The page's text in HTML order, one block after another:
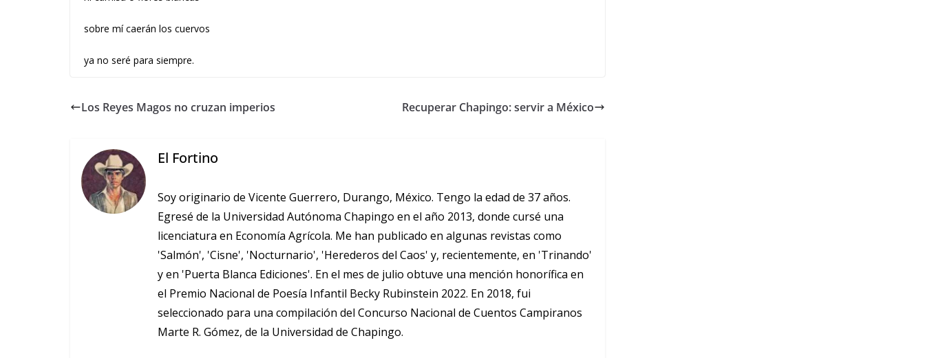
sobre mí caerán los cuervos
ya no seré para siempre.
Los Reyes Magos no cruzan imperios Recuperar Chapingo: servir a México
El Fortino
Soy originario de Vicente Guerrero, Durango, México. Tengo la edad de 37 años.
Egresé de la Universidad Autónoma Chapingo en el año 2013, donde cursé una
licenciatura en Economía Agrícola. Me han publicado en algunas revistas como
'Salmón', 'Cisne', 'Nocturnario', 'Herederos del Caos' y, recientemente, en 'Trinando'
y en 'Puerta Blanca Ediciones'. En el mes de julio obtuve una mención honorífica en
el Premio Nacional de Poesía Infantil Becky Rubinstein 2022. En 2018, fui
seleccionado para una compilación del Concurso Nacional de Cuentos Campiranos
Marte R. Gómez, de la Universidad de Chapingo.